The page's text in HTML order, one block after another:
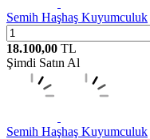
Semih Haşhaş Kuyumculuk
18.100,00 TL
Şimdi Satın Al
Semih Haşhaş Kuyumculuk